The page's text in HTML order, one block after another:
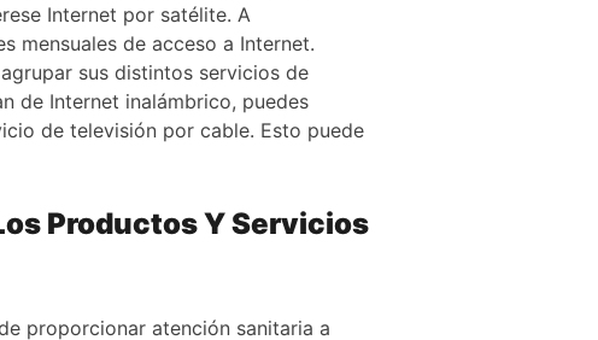
Internet por satélite. A
mensuales de acceso a Internet.
sus distintos servicios de
de Internet inalámbrico, puedes
de televisión por cable. Esto puede
Productos Y Servicios
proporcionar atención sanitaria a